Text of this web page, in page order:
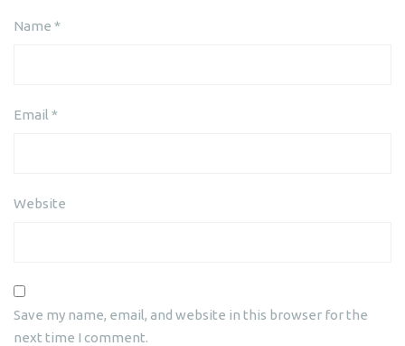
Name *
Email *
Website
Save my name, email, and website in this browser for the
next time I comment.